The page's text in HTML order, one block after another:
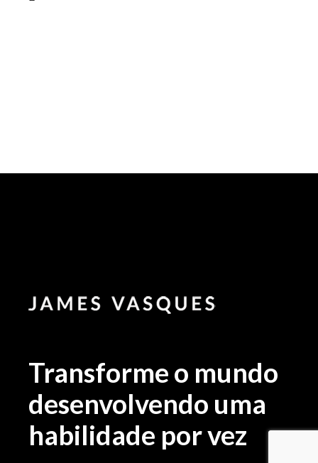
Transforme o mundo
desenvolvendo uma
habilidade por vez